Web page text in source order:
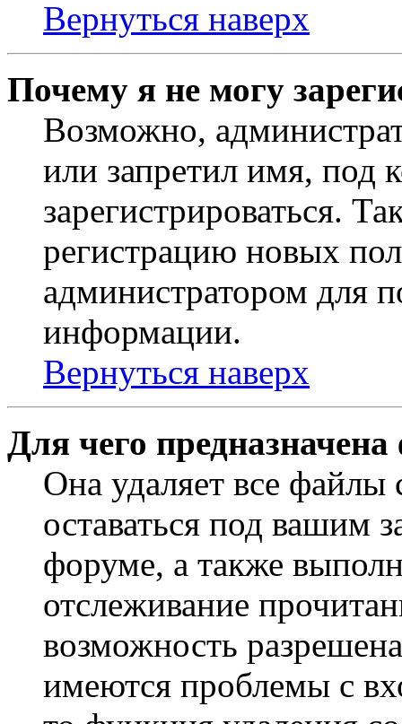
Вернуться наверх
Почему я не могу
Возможно,
или запретил имя, под
зарегистрироваться.
регистрацию новых
администратором для
информации.
Вернуться наверх
Для чего
Она удаляет все файлы
оставаться под вашим
форуме, а также
отслеживание
возможность
имеются проблемы с